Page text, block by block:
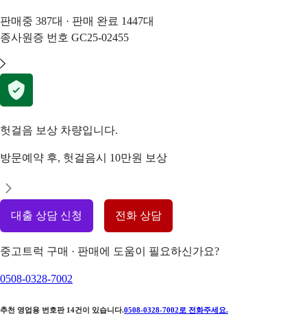
판매중 387대 · 판매 완료 1447대
종사원증 번호 GC25-02455
헛걸음 보상 차량입니다.
방문예약 후, 헛걸음시 10만원 보상
대출 상담 신청 전화 상담
중고트럭 구매 · 판매에 도움이 필요하신가요?
0508-0328-7002
추천 영업용 번호판 14건이 있습니다.0508-0328-7002 로 전화주세요.